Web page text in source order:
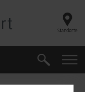
Standorte
Suche